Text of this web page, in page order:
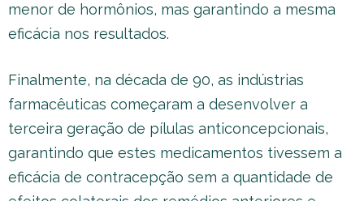
menor de hormônios, mas garantindo a mesma
eficácia nos resultados.
Finalmente, na década de 90, as indústrias
farmacêuticas começaram a desenvolver a
terceira geração de pílulas anticoncepcionais,
garantindo que estes medicamentos tivessem a
eficácia de contracepção sem a quantidade de